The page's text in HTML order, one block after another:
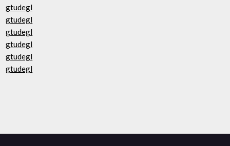
gtudegl
gtudegl
gtudegl
gtudegl
gtudegl
gtudegl